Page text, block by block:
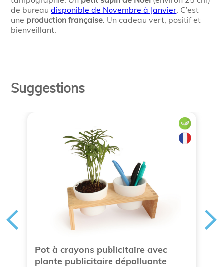
de bureaudisponible de Novembre à Janvier. C’est
une production française. Un cadeau vert, positif et
bienveillant.
Suggestions
Pot à crayons publicitaire avec
plante publicitaire dépolluante